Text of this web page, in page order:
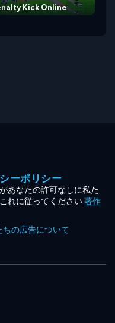
Kick Online
ーポリシー
あなたの許可なしに私た
れに従ってください著作
ちの広告について